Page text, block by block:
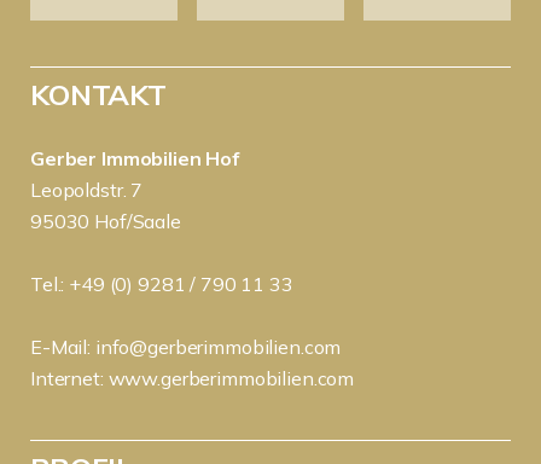
KONTAKT
Gerber Immobilien Hof
Leopoldstr. 7
95030 Hof/Saale
Tel.: +49 (0) 9281 / 790 11 33
E-Mail: info@gerberimmobilien.com
Internet: www.gerberimmobilien.com